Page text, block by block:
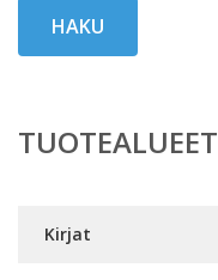
HAKU
TUOTEALUEET
Kirjat